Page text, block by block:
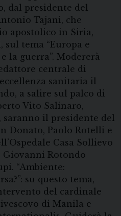
dal presidente del
Tajani, che
apostolico in Siria,
tema “Europa e
la guerra”. Modererà
centrale di
sanitaria il
a salire sul palco di
Vito Salinaro,
il presidente del
Donato, Paolo Rotelli e
Casa Sollievo
Giovanni Rotondo
“Ambiente:
su questo tema,
del cardinale
di Manila e